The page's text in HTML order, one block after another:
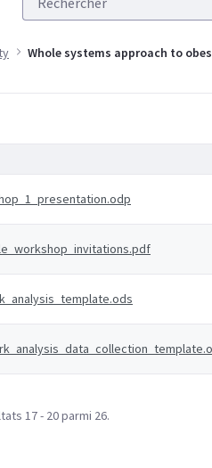
Whole systems approach to
17 - 20 parmi 26.